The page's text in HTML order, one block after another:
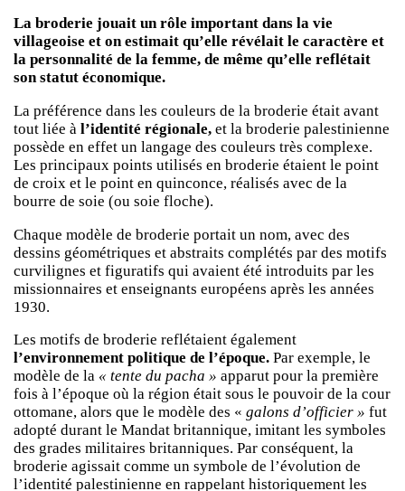
La broderie jouait un rôle important dans la vie
villageoise et on estimait qu’elle révélait le caractère et
la personnalité de la femme, de même qu’elle reflétait
son statut économique.
La préférence dans les couleurs de la broderie était avant
tout liée à l’identité régionale, et la broderie palestinienne
possède en effet un langage des couleurs très complexe.
Les principaux points utilisés en broderie étaient le point
de croix et le point en quinconce, réalisés avec de la
bourre de soie (ou soie floche).
Chaque modèle de broderie portait un nom, avec des
dessins géométriques et abstraits complétés par des motifs
curvilignes et figuratifs qui avaient été introduits par les
missionnaires et enseignants européens après les années
1930.
Les motifs de broderie reflétaient également
l’environnement politique de l’époque. Par exemple, le
modèle de la « tente du pacha » apparut pour la première
fois à l’époque où la région était sous le pouvoir de la cour
ottomane, alors que le modèle des « galons d’officier » fut
adopté durant le Mandat britannique, imitant les symboles
des grades militaires britanniques. Par conséquent, la
broderie agissait comme un symbole de l’évolution de
l’identité palestinienne en rappelant historiquement les